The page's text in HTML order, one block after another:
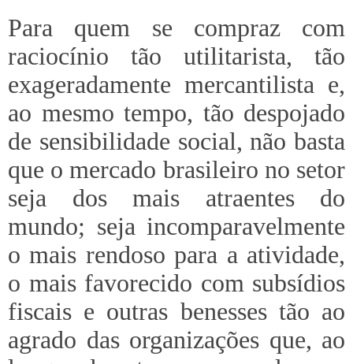
Para quem se compraz com
raciocínio tão utilitarista, tão
exageradamente mercantilista e,
ao mesmo tempo, tão despojado
de sensibilidade social, não basta
que o mercado brasileiro no setor
seja dos mais atraentes do
mundo; seja incomparavelmente
o mais rendoso para a atividade,
o mais favorecido com subsídios
fiscais e outras benesses tão ao
agrado das organizações que, ao